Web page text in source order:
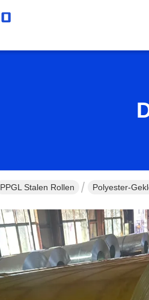
PPGL Stalen Rollen Polyester-